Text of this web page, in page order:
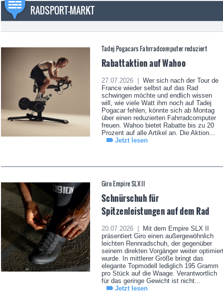
RADSPORT-MARKT
Tadej Pogacars Fahrradcomputer reduziert
Rabattaktion auf Wahoo
27.07.2026 |
Wer sich nach der Tour de
France wieder selbst auf das Rad
schwingen möchte und endlich wissen
will, wie viele Watt ihm noch auf Tadej
Pogacar fehlen, könnte sich ab Montag
über einen reduzierten Fahrradcomputer
freuen. Wahoo bietet Rabatte bis zu 20
Prozent auf alle Artikel an. Die Aktion...
Jetzt lesen
Giro Empire SLX II
Schnürschuh für
Spitzenleistungen auf dem Rad
20.07.2026 |
Mit dem Empire SLX II
präsentiert Giro einen außergewöhnlich
leichten Rennradschuh, der gegenüber
seinem direkten Vorgänger weiter
wurde. In mittlerer Größe bringt das
elegante Topmodell lediglich 195 Gramm
pro Stück auf die Waage. Verantwortlich
für das geringe Gewicht ist nicht...
Jetzt lesen